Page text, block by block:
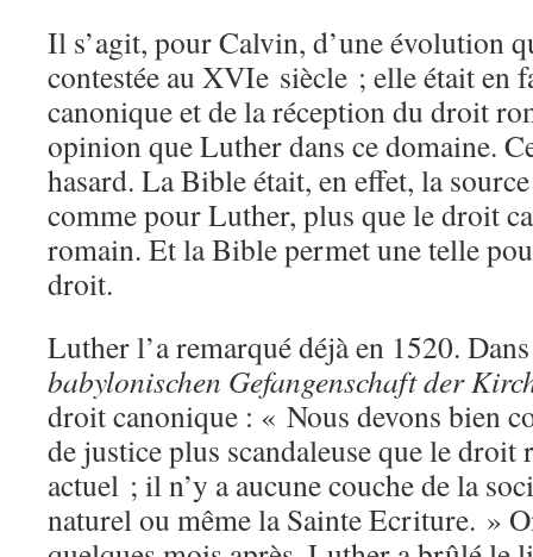
Il s’agit, pour Calvin, d’une évolution
contestée au XVIe siècle ; elle était en
canonique et de la réception du droit
opinion que Luther dans ce domaine.
hasard. La Bible était, en effet, la
comme pour Luther, plus que le droit
romain. Et la Bible permet une telle
droit.
Luther l’a remarqué déjà en 1520.
babylonischen Gefangenschaft der
droit canonique : « Nous devons bien
de justice plus scandaleuse que le
actuel ; il n’y a aucune couche de la
naturel ou même la Sainte Ecriture. »